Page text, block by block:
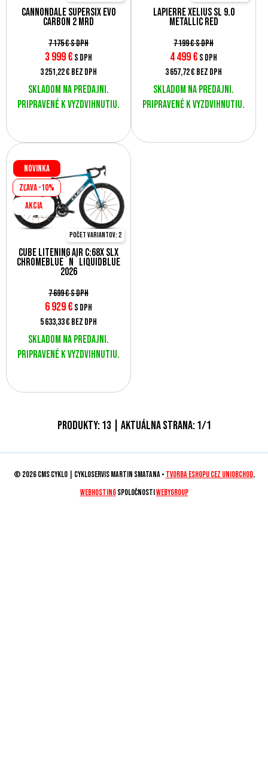
Cannondale SuperSix Evo
Carbon 2 MRD
7 175 €s DPH
3 999€ s DPH
3 251,22 € bez DPH
Skladom na predajni.
Pripravené k vyzdvihnutiu.
Lapierre Xelius SL 9.0
Metallic Red
7 199 €s DPH
4 499€ s DPH
3 657,72 € bez DPH
Skladom na predajni.
Pripravené k vyzdvihnutiu.
Cube Litening AIR C:68X SLX
chromeblue´n´liquidblue
2026
Novinka
Zľava -10%
AKCIA
Počet variantov: 2
7 699 €s DPH
6 929€ s DPH
5 633,33 € bez DPH
Skladom na predajni.
Pripravené k vyzdvihnutiu.
Produkty:13| Aktuálna strana:1/1
© 2026 CMS CYKLO | Cykloservis Martin Smatana • tvorba eshopu cez UNIobchod,
webhostingspoločnosti WEBYGROUP